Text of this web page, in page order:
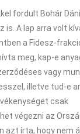
fordult Bohár
is. A lap arra volt
a Fidesz-
meg, kap-e
vagy
illetve tud-e
csak
végezni az
azt írta, hogy nem áll